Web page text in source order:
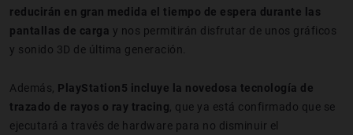
reducirán en gran medida el tiempo de espera durante las
pantallas de carga y nos permitirán disfrutar de unos gráficos
y sonido 3D de última generación.
Además, PlayStation5 incluye la novedosa tecnología de
trazado de rayos o ray tracing , que ya está confirmado que se
ejecutará a través de hardware para no disminuir el